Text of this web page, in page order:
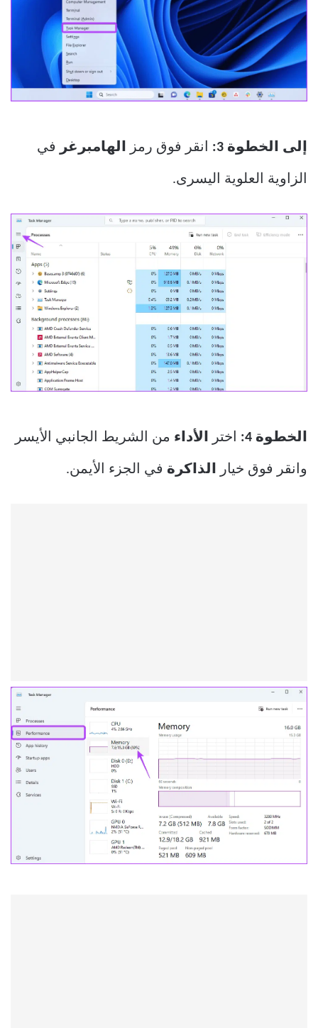
إلى الخطوة 3: انقر فوق رمز الهامبرغر في
الزاوية العلوية اليسرى.
الخطوة 4: اختر الأداء من الشريط الجانبي الأيسر
وانقر فوق خيار الذاكرة في الجزء الأيمن.